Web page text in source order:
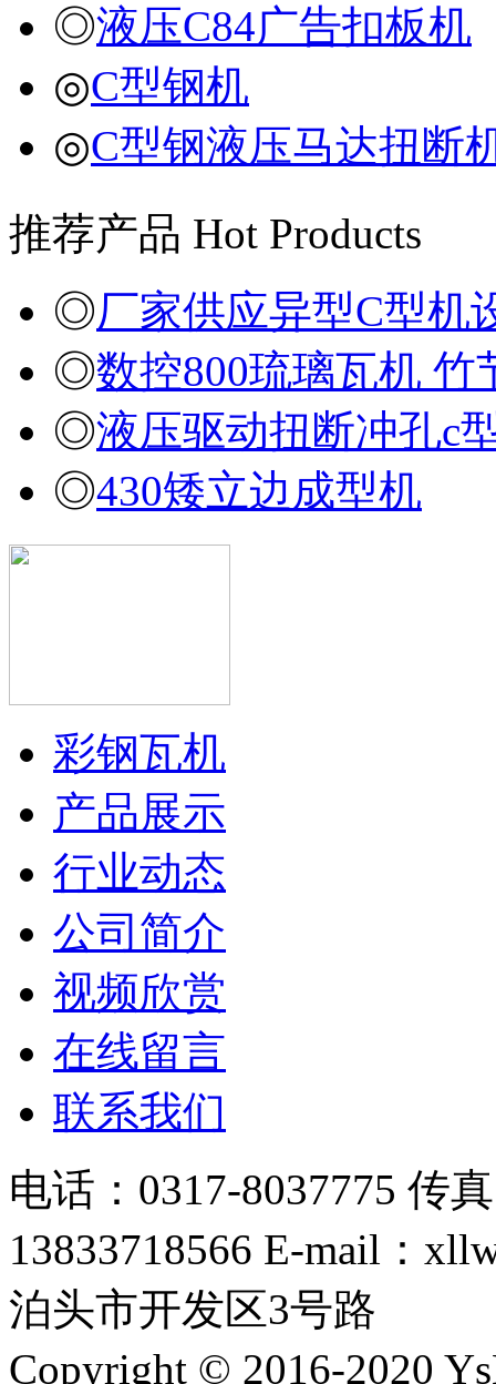
◎液压C84广告扣板机
◎C型钢机
◎C型钢液压马达扭断
推荐产品 Hot Products
◎厂家供应异型C型机
◎数控800琉璃瓦机 竹
◎液压驱动扭断冲孔c
◎430矮立边成型机
彩钢瓦机
产品展示
行业动态
公司简介
视频欣赏
在线留言
联系我们
电话：0317-8037775 传
13833718566 E-mail：
泊头市开发区3号路
Copyright © 2016-2020